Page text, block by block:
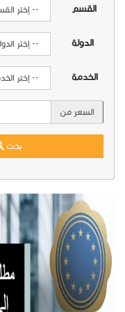
القسم
الدولة
الخدمة
السعر من
بحث